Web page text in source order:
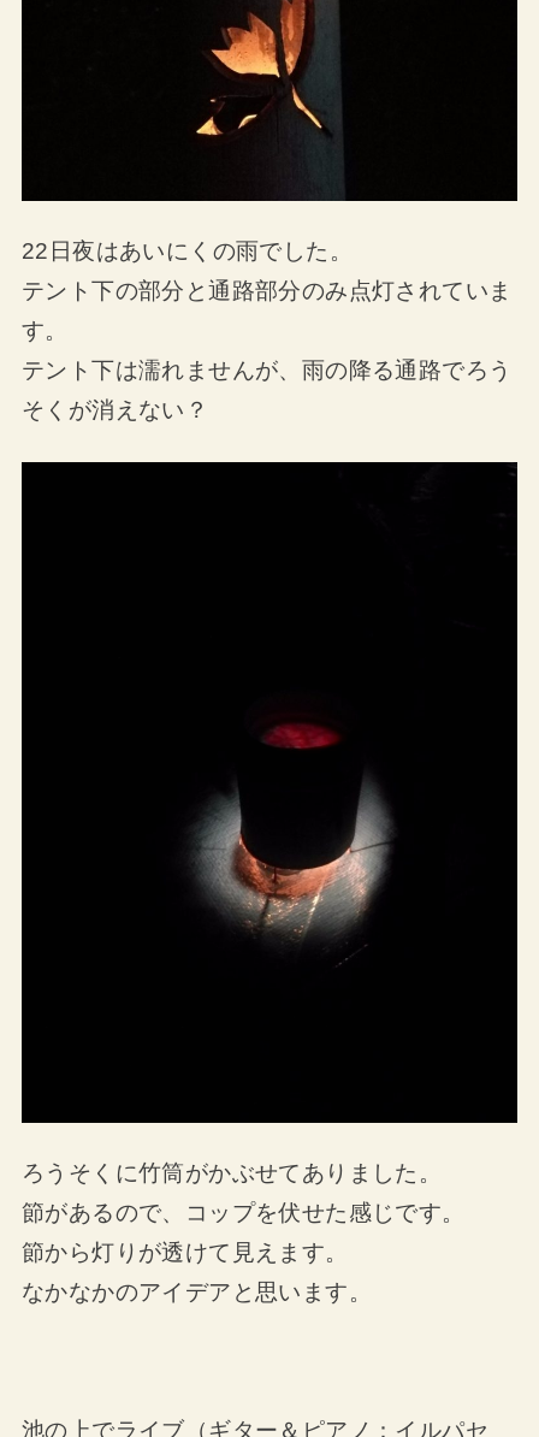
22日夜はあいにくの雨でした。
テント下の部分と通路部分のみ点灯されていま
す。
テント下は濡れませんが、雨の降る通路でろう
そくが消えない？
ろうそくに竹筒がかぶせてありました。
節があるので、コップを伏せた感じです。
節から灯りが透けて見えます。
なかなかのアイデアと思います。
池の上でライブ（ギター＆ピアノ：イルパセ